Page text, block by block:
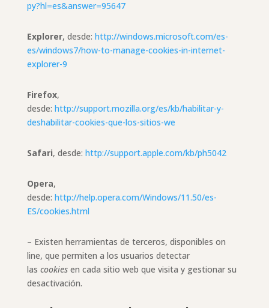
py?hl=es&answer=95647
Explorer, desde: http://windows.microsoft.com/es-
es/windows7/how-to-manage-cookies-in-internet-
explorer-9
Firefox,
desde: http://support.mozilla.org/es/kb/habilitar-y-
deshabilitar-cookies-que-los-sitios-we
Safari, desde: http://support.apple.com/kb/ph5042
Opera,
desde: http://help.opera.com/Windows/11.50/es-
ES/cookies.html
– Existen herramientas de terceros, disponibles on
line, que permiten a los usuarios detectar
las cookies en cada sitio web que visita y gestionar su
desactivación.